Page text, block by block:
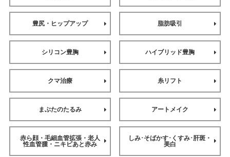
豊尻・ヒップアップ 脂肪吸引
シリコン豊胸 ハイブリッド豊胸
クマ治療 糸リフト
まぶたのたるみ アートメイク
赤ら顔・毛細血管拡張・老人
性血管腫・ニキビあと赤み
しみ･そばかす･くすみ･肝斑・
美白